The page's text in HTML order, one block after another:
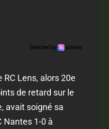
RC Lens, alors 20e
de retard sur le
avait soigné sa
Nantes 1-0 à